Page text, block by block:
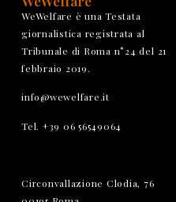
WeWelfare è una Testata
giornalistica registrata al
Tribunale di Roma n°24 del 21
febbraio 2019.
info@wewelfare.it
Tel. +39 06 56549064
Circonvallazione Clodia, 76